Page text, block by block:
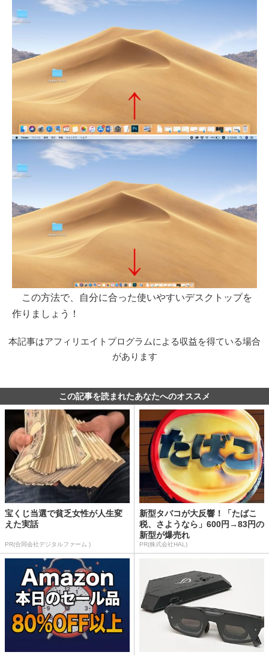
この方法で、自分に合った使いやすいデスクトップを
作りましょう！
本記事はアフィリエイトプログラムによる収益を得ている場合
があります
この記事を読まれたあなたへのオススメ
宝くじ当選で貧乏女性が人生変
えた実話
PR(合同会社デジタルファーム )
新型タバコが大反響！「たばこ
税、さようなら」600円→83円の
新型が爆売れ
PR(株式会社HAL)